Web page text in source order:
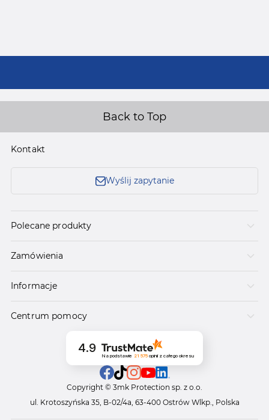
Back to Top
Kontakt
Wyślij zapytanie
Polecane produkty
Zamówienia
Informacje
Centrum pomocy
4.9
Na podstawie 21 575opinii z całego okresu
Copyright © 3mk Protection sp. z o.o.
ul. Krotoszyńska 35, B-02/4a, 63-400 Ostrów Wlkp., Polska